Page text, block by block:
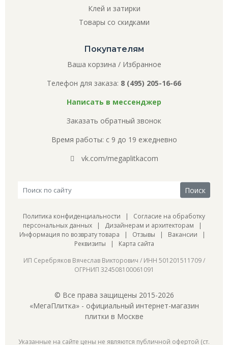
Клей и затирки
Товары со скидками
Покупателям
Ваша корзина / Избранное
Телефон для заказа: 8 (495) 205-16-66
Написать в мессенджер
Заказать обратный звонок
Время работы: с 9 до 19 ежедневно
vk.com/megaplitkacom
Политика конфиденциальности | Согласие на обработку
персональных данных | Дизайнерам и архитекторам |
Информация по возврату товара | Отзывы | Вакансии |
Реквизиты | Карта сайта
ИП Серебряков Вячеслав Викторович / ИНН 501201511709 /
ОГРНИП 324508100061091
© Все права защищены 2015-2026
«МегаПлитка» - официальный интернет-магазин
плитки в Москве
Указанные на сайте цены не являются публичной офертой (ст.